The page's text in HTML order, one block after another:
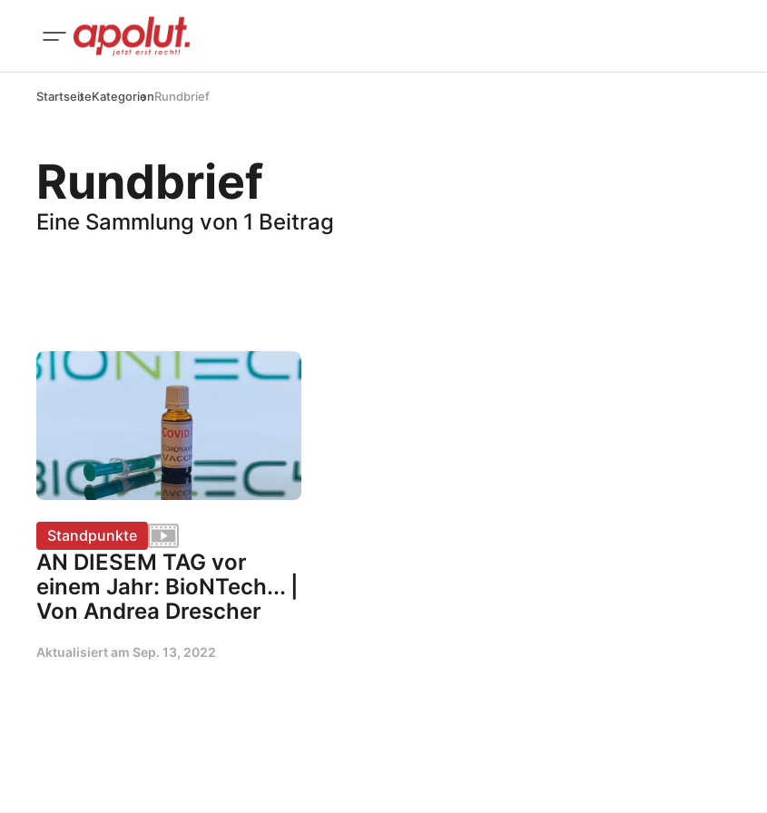
StartseiteKategorienRundbrief
Rundbrief
Eine Sammlung von 1 Beitrag
Standpunkte
AN DIESEM TAG vor
einem Jahr: BioNTech... |
Von Andrea Drescher
Aktualisiert am Sep. 13, 2022